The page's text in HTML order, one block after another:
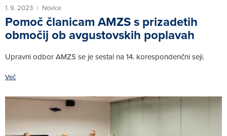
1. 9. 2023 | Novice
Pomoč članicam AMZS s prizadetih
območij ob avgustovskih poplavah
Upravni odbor AMZS se je sestal na 14. korespondenčni seji.
Več